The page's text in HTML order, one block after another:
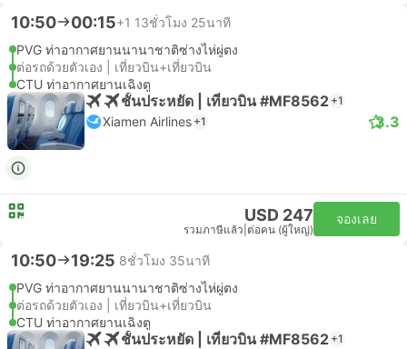
10:50 00:15+1 13ชั่วโมง 25นาที
PVG ท่าอากาศยานนานาชาติซ่างไห่ผู่ตง
ต่อรถด้วยตัวเอง | เที่ยวบิน+เที่ยวบิน
CTU ท่าอากาศยานเฉิงตู
ชั้นประหยัด | เที่ยวบิน #MF8562 +1
Xiamen Airlines +1 3.3
USD 247
รวมภาษีแล้ว ต่อคน (ผู้ใหญ่)
จองเลย
10:50 19:25 8ชั่วโมง 35นาที
PVG ท่าอากาศยานนานาชาติซ่างไห่ผู่ตง
ต่อรถด้วยตัวเอง | เที่ยวบิน+เที่ยวบิน
CTU ท่าอากาศยานเฉิงตู
ชั้นประหยัด | เที่ยวบิน #MF8562 +1